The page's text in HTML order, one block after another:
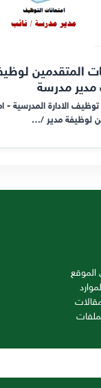
المتقدمين
مدير مدرسة
توظيف الادارة المدرسية -
لوظيفة مدير /…